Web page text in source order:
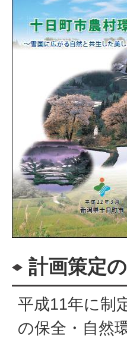
計画策定
平成11年に制
の保全・自然